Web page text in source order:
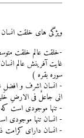
ویژگی های خلقت
-خلقت عالم خلقت
سوره بقره )
- انسان اشرف و افضل
انی جاعلٌ فی الارضِ
- تنها موجودی است که
- انسان تنها موجودی
- انسان دارای کرامت